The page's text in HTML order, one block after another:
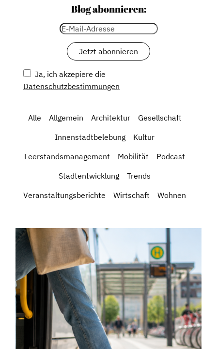
Dachverband
Geschichte des Dachverbandes
Blog abonnieren:
Ja, ich akzepiere die
Datenschutzbestimmungen
Alle Allgemein Architektur
Gesellschaft
Innenstadtbelebung
Kultur
Leerstandsmanagement
Mobilität
Podcast
Stadtentwicklung
Trends
Veranstaltungsberichte
Wirtschaft Wohnen